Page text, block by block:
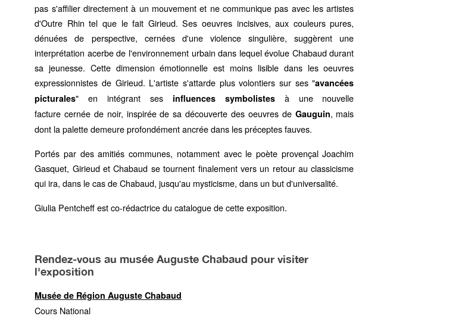
pas s'affilier directement à un mouvement et ne communique pas avec les artistes
d'Outre Rhin tel que le fait Girieud. Ses oeuvres incisives, aux couleurs pures,
dénuées de perspective, cernées d'une violence singulière, suggèrent une
interprétation acerbe de l'environnement urbain dans lequel évolue Chabaud durant
sa jeunesse. Cette dimension émotionnelle est moins lisible dans les oeuvres
expressionnistes de Girieud. L'artiste s'attarde plus volontiers sur ses "avancées
picturales" en intégrant ses influences symbolistesà une nouvelle
facture cernée de noir, inspirée de sa découverte des oeuvres de Gauguin, mais
dont la palette demeure profondément ancrée dans les préceptes fauves.
Portés par des amitiés communes, notamment avec le poète provençal Joachim
Gasquet, Girieud et Chabaud se tournent finalement vers un retour au classicisme
qui ira, dans le cas de Chabaud, jusqu'au mysticisme, dans un but d'universalité.
Giulia Pentcheff est co-rédactrice du catalogue de cette exposition.
Rendez-vous au musée Auguste Chabaud pour visiter
l'exposition
Musée de Région Auguste Chabaud
Cours National